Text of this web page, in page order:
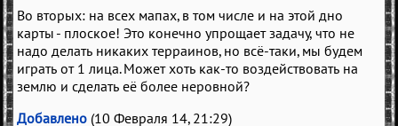
Во вторых: на всех мапах, в том числе и на этой дно
карты - плоское! Это конечно упрощает задачу, что не
надо делать никаких терраинов, но всё-таки, мы будем
играть от 1 лица. Может хоть как-то воздействовать на
землю и сделать её более неровной?
Добавлено (10 Февраля 14, 21:29)